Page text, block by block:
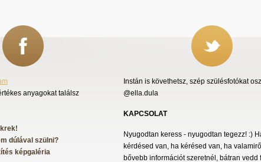
anyagokat találsz
dúlával szülni?
képgaléria
Instán is követhetsz, szép szülésfotókat
@ella.dula
KAPCSOLAT
Nyugodtan keress - nyugodtan tegezz! :)
kérdésed van, ha kérésed van, ha valamiről
bővebb információt szeretnél, bátran vedd